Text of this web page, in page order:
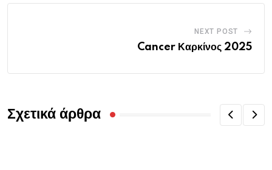
NEXT POST
Cancer Καρκίνος 2025
Σχετικά άρθρα